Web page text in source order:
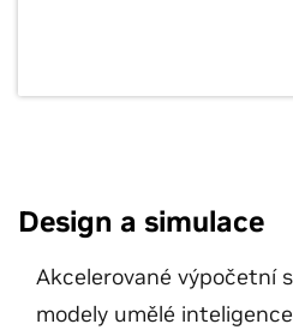
Design a simulace
Akcelerované výpočetní
modely umělé